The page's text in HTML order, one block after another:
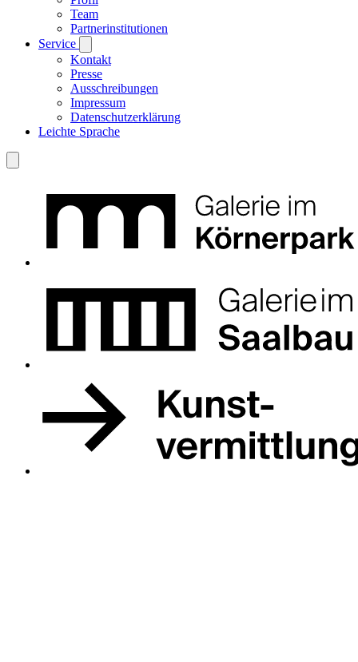
Team
Partnerinstitutionen
Service
Kontakt
Presse
Ausschreibungen
Impressum
Datenschutzerklärung
Leichte Sprache